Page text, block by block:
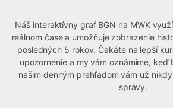
Náš interaktívny graf BGN na MWK
reálnom čase a umožňuje zobrazenie
posledných 5 rokov. Čakáte na lepší
upozornenie a my vám oznámime, keď
našim denným prehľadom vám už
správy.